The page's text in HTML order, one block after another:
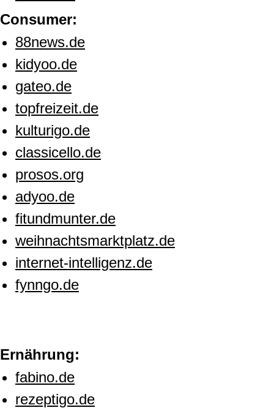
Consumer:
88news.de
kidyoo.de
gateo.de
topfreizeit.de
kulturigo.de
classicello.de
prosos.org
adyoo.de
fitundmunter.de
weihnachtsmarktplatz.de
internet-intelligenz.de
fynngo.de
Ernährung:
fabino.de
rezeptigo.de